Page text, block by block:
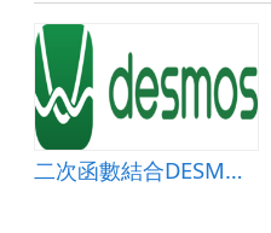
二次函數結合DESMOS APP